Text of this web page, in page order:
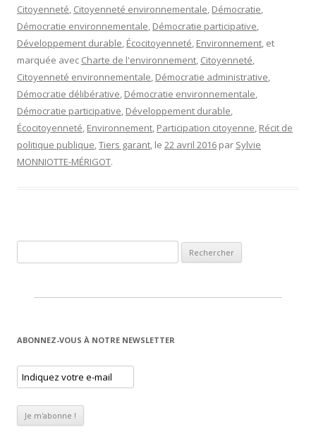
Citoyenneté, Citoyenneté environnementale, Démocratie,
Démocratie environnementale, Démocratie participative,
Développement durable, Écocitoyenneté, Environnement, et
marquée avec Charte de l'environnement, Citoyenneté,
Citoyenneté environnementale, Démocratie administrative,
Démocratie délibérative, Démocratie environnementale,
Démocratie participative, Développement durable,
Écocitoyenneté, Environnement, Participation citoyenne, Récit de
politique publique,Tiers garant, le 22 avril 2016 par Sylvie
MONNIOTTE-MÉRIGOT.
ABONNEZ-VOUS À NOTRE NEWSLETTER